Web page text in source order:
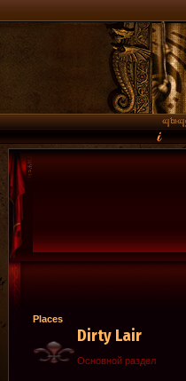
Places
Dirty Lair
Основной раздел